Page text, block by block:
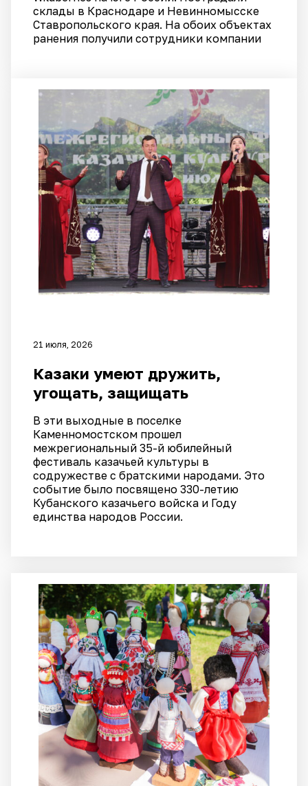
склады в Краснодаре и Невинномысске
Ставропольского края. На обоих объектах
ранения получили сотрудники компании
21 июля, 2026
Казаки умеют дружить,
угощать, защищать
В эти выходные в поселке
Каменномостском прошел
межрегиональный 35-й юбилейный
фестиваль казачьей культуры в
содружестве с братскими народами. Это
событие было посвящено 330-летию
Кубанского казачьего войска и Году
единства народов России.